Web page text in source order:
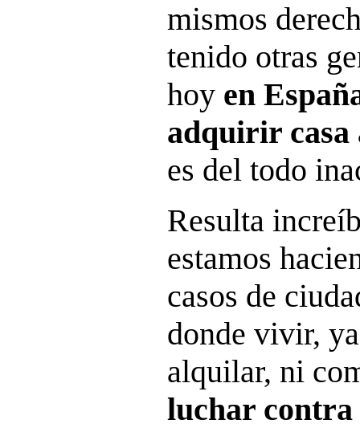
mismos
tenido otras
hoy en
adquirir casa
es del todo
Resulta
estamos
casos de
donde vivir,
alquilar, ni
luchar